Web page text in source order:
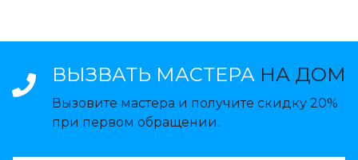
ВЫЗВАТЬ МАСТЕРА НА ДОМ
Вызовите мастера и получите скидку 20%
при первом обращении.